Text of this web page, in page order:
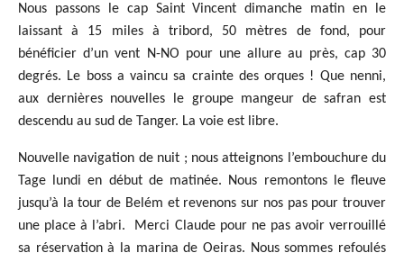
Nous passons le cap Saint Vincent dimanche matin en le
laissant à 15 miles à tribord, 50 mètres de fond, pour
bénéficier d’un vent N-NO pour une allure au près, cap 30
degrés. Le boss a vaincu sa crainte des orques ! Que nenni,
aux dernières nouvelles le groupe mangeur de safran est
descendu au sud de Tanger. La voie est libre.
Nouvelle navigation de nuit ; nous atteignons l’embouchure du
Tage lundi en début de matinée. Nous remontons le fleuve
jusqu’à la tour de Belém et revenons sur nos pas pour trouver
une place à l’abri. Merci Claude pour ne pas avoir verrouillé
sa réservation à la marina de Oeiras. Nous sommes refoulés